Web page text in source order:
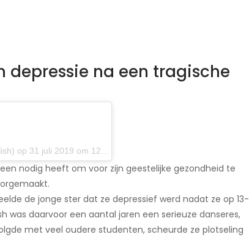
depressie na een tragische
op 31 juli 2019 om 12:45 uur PDT
nodig heeft om voor zijn geestelijke gezondheid te
de jonge ster dat ze depressief werd nadat ze op 13-
was daarvoor een aantal jaren een serieuze danseres,
met veel oudere studenten, scheurde ze plotseling